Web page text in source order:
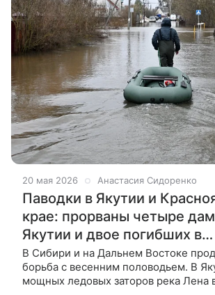
20 мая 2026 Анастасия Сидоренко
Паводки в Якутии и
крае: прорваны четыре
Якутии и двое погибших в
Красноярском крае
В Сибири и на Дальнем Востоке
борьба с весенним половодьем. В
мощных ледовых заторов река Лена